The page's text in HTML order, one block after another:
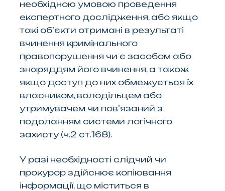
необхідною умовою проведення
експертного дослідження, або якщо
такі об’єкти отримані в результаті
вчинення кримінального
правопорушення чи є засобом або
знаряддям його вчинення, а також
якщо доступ до них обмежується їх
власником, володільцем або
утримувачем чи пов’язаний з
подоланням системи логічного
захисту (ч.2 ст.168).
У разі необхідності слідчий чи
прокурор здійснює копіювання
інформації, що міститься в